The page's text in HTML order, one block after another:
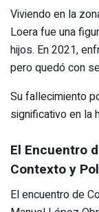
Viviendo en la
Loera fue una
hijos. En 2021,
pero quedó con
Su fallecimiento
significativo en la
El Encuentro
Contexto y
El encuentro de